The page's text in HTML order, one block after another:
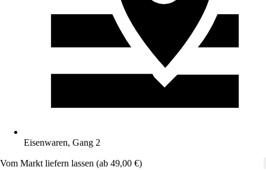
Eisenwaren, Gang 2
Vom Markt liefern lassen (ab 49,00 €)